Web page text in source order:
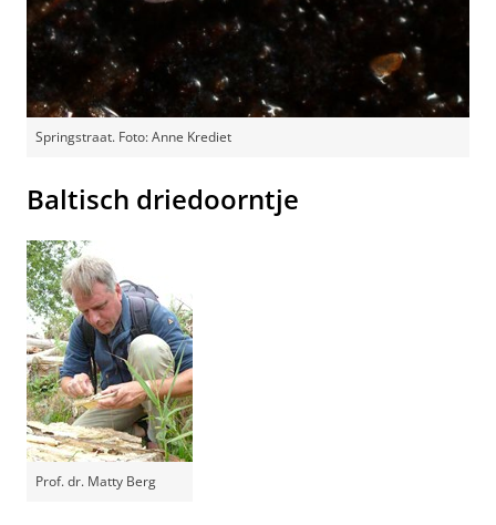
Springstraat. Foto: Anne Krediet
Baltisch driedoorntje
Prof. dr. Matty Berg